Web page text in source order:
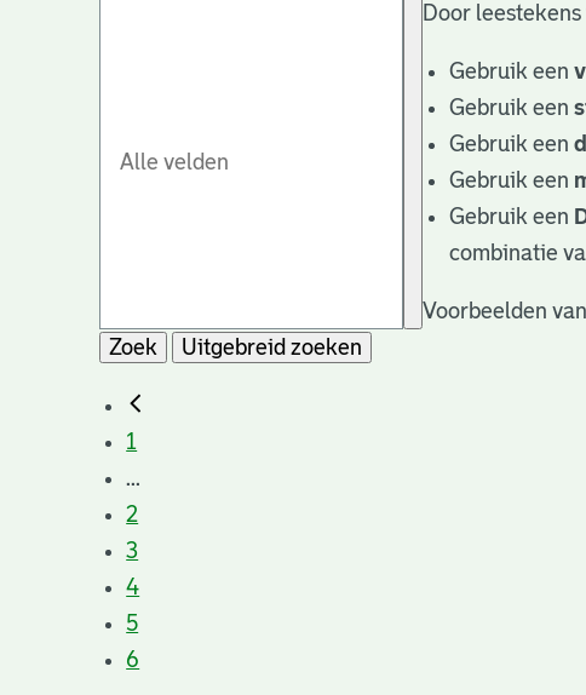
Door
Gebruik een
Gebruik een
Gebruik een
Gebruik een
Gebruik een
combinatie
Voorbeelden
Zoek
Uitgebreid zoeken
1
...
2
3
4
5
6